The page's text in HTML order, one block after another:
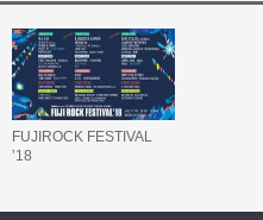
FUJIROCK FESTIVAL
’18